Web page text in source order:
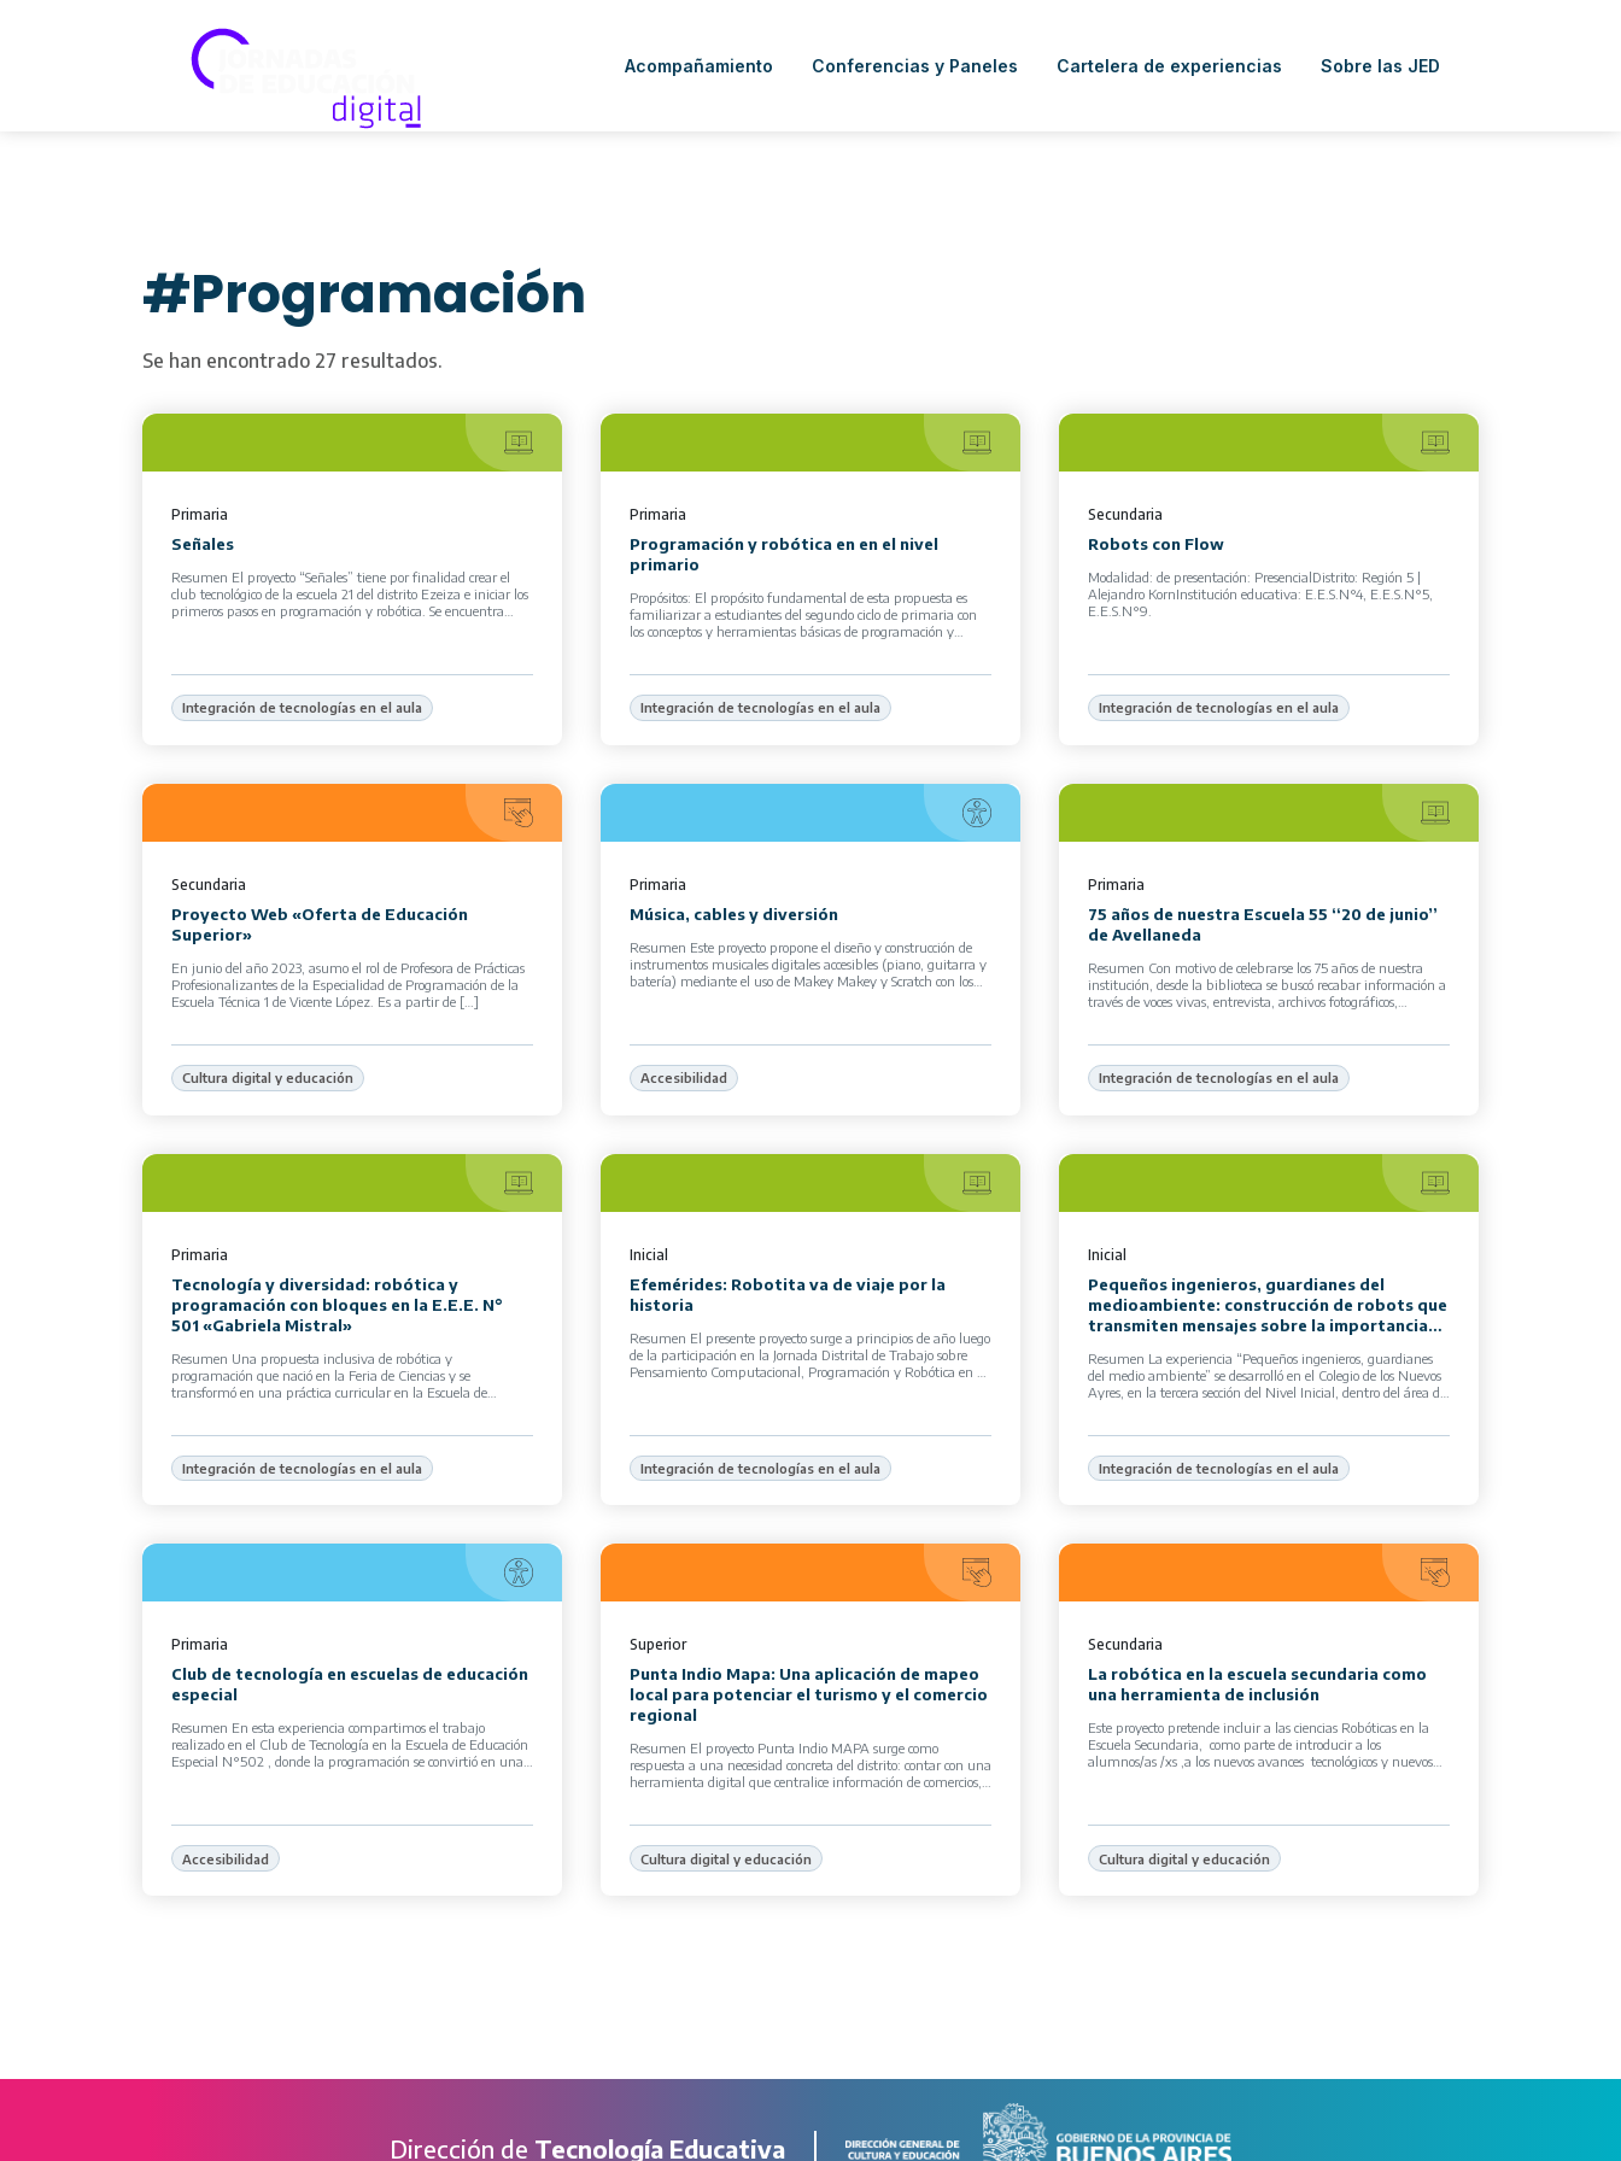
Acompañamiento Conferencias y Paneles Cartelera de experiencias Sobre las JED
#Programación
Se han encontrado 27 resultados.
Primaria
Señales
Resumen El proyecto “Señales” tiene por finalidad crear el
club tecnológico de la escuela 21 del distrito Ezeiza e iniciar los
primeros pasos en programación y robótica. Se encuentra
Integración de tecnologías en el aula
Primaria
Programación y robótica en en el nivel
primario
Propósitos: El propósito fundamental de esta propuesta es
familiarizar a estudiantes del segundo ciclo de primaria con
los conceptos y herramientas básicas de programación y
Integración de tecnologías en el aula
Secundaria
Robots con Flow
Modalidad: de presentación: PresencialDistrito: Región 5 |
Alejandro KornInstitución educativa: E.E.S.N°4, E.E.S.N°5,
E.E.S.N°9.
Integración de tecnologías en el aula
Secundaria
Proyecto Web «Oferta de Educación
Superior»
En junio del año 2023, asumo el rol de Profesora de Prácticas
Profesionalizantes de la Especialidad de Programación de la
Escuela Técnica 1 de Vicente López. Es a partir de […]
Cultura digital y educación
Primaria
Música, cables y diversión
Resumen Este proyecto propone el diseño y construcción de
instrumentos musicales digitales accesibles (piano, guitarra y
batería) mediante el uso de Makey Makey y Scratch con los
Accesibilidad
Primaria
75 años de nuestra Escuela 55 “20 de junio”
de Avellaneda
Resumen Con motivo de celebrarse los 75 años de nuestra
institución, desde la biblioteca se buscó recabar información a
través de voces vivas, entrevista, archivos fotográficos,
Integración de tecnologías en el aula
Primaria
Tecnología y diversidad: robótica y
programación con bloques en la E.E.E. N°
501 «Gabriela Mistral»
Resumen Una propuesta inclusiva de robótica y
programación que nació en la Feria de Ciencias y se
transformó en una práctica curricular en la Escuela de
Integración de tecnologías en el aula
Inicial
Efemérides: Robotita va de viaje por la
historia
Resumen El presente proyecto surge a principios de año luego
de la participación en la Jornada Distrital de Trabajo sobre
Pensamiento Computacional, Programación y Robótica en el
Integración de tecnologías en el aula
Inicial
Pequeños ingenieros, guardianes del
medioambiente: construcción de robots que
transmiten mensajes sobre la importancia
Resumen La experiencia “Pequeños ingenieros, guardianes
del medio ambiente” se desarrolló en el Colegio de los Nuevos
Ayres, en la tercera sección del Nivel Inicial, dentro del área de
Integración de tecnologías en el aula
Primaria
Club de tecnología en escuelas de educación
especial
Resumen En esta experiencia compartimos el trabajo
realizado en el Club de Tecnología en la Escuela de Educación
Especial N°502 , donde la programación se convirtió en una
Accesibilidad
Superior
Punta Indio Mapa: Una aplicación de mapeo
local para potenciar el turismo y el comercio
regional
Resumen El proyecto Punta Indio MAPA surge como
respuesta a una necesidad concreta del distrito: contar con una
herramienta digital que centralice información de comercios,
Cultura digital y educación
Secundaria
La robótica en la escuela secundaria como
una herramienta de inclusión
Este proyecto pretende incluir a las ciencias Robóticas en la
Escuela Secundaria, como parte de introducir a los
alumnos/as /xs ,a los nuevos avances tecnológicos y nuevos
Cultura digital y educación
Dirección de Tecnología Educativa